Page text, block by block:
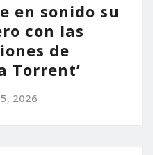
en sonido su
con las
de
Torrent’
2026